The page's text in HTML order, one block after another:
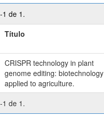
1 de 1.
Título
CRISPR technology in plant
genome editing: biotechnology
applied to agriculture.
1 de 1.